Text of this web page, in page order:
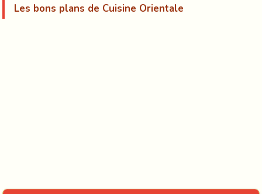
Les bons plans de Cuisine Orientale